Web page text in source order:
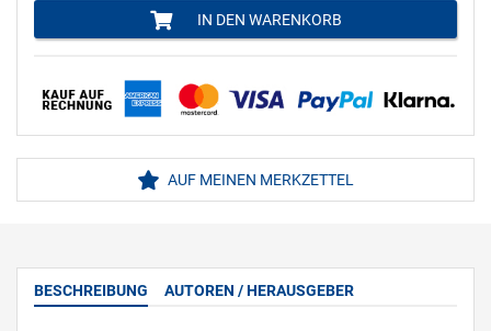
IN DEN WARENKORB
AUF MEINEN MERKZETTEL
BESCHREIBUNG AUTOREN / HERAUSGEBER